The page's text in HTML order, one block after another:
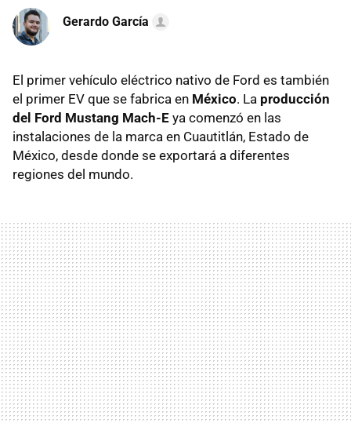
Gerardo García
El primer vehículo eléctrico nativo de Ford es también
el primer EV que se fabrica en México. La producción
del Ford Mustang Mach-E ya comenzó en las
instalaciones de la marca en Cuautitlán, Estado de
México, desde donde se exportará a diferentes
regiones del mundo.